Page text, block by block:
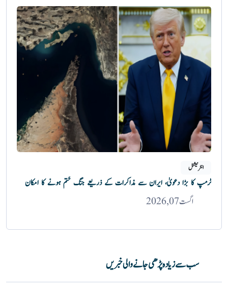
انٹرنیشنل
ٹرمپ کا بڑا دعویٰ، ایران سے مذاکرات کے ذریعے جنگ ختم ہونے کا امکان
اگست 07, 2026
سب سے زیادہ پڑھی جانے والی خبریں